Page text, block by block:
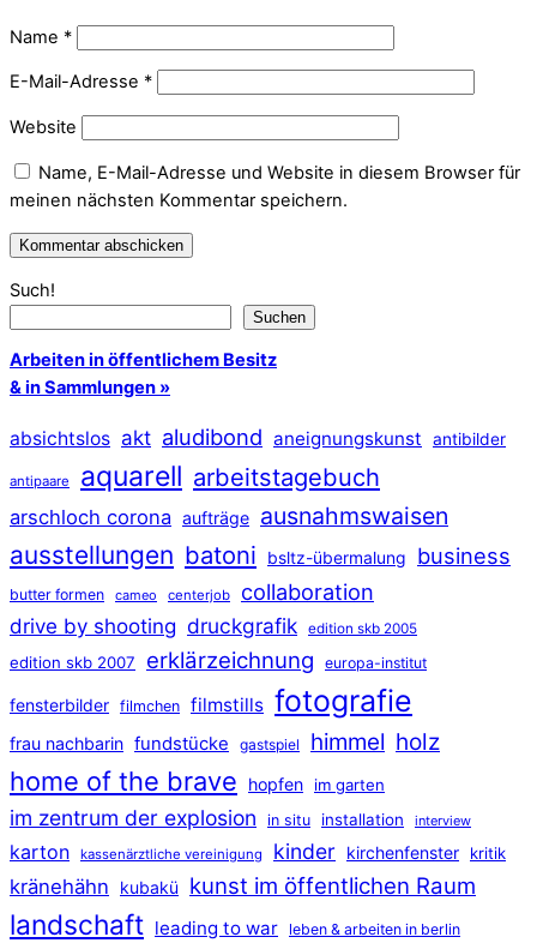
Name *
E-Mail-Adresse *
Website
Name, E-Mail-Adresse und Website in diesem Browser für
meinen nächsten Kommentar speichern.
Such!
Suchen
Arbeiten in öffentlichem Besitz
& in Sammlungen »
absichtslos akt aludibond aneignungskunst antibilder
antipaare aquarell arbeitstagebuch
arschloch corona aufträge ausnahmswaisen
ausstellungen batoni bsltz-übermalung business
butter formen cameo centerjob collaboration
drive by shooting druckgrafik edition skb 2005
edition skb 2007 erklärzeichnung europa-institut
fensterbilder filmchen filmstills fotografie
frau nachbarin fundstücke gastspiel himmel holz
home of the brave hopfen im garten
im zentrum der explosion in situ installation interview
karton kassenärztliche vereinigung kinder kirchenfenster kritik
kränehähn kubakü kunst im öffentlichen Raum
landschaft leading to war leben & arbeiten in berlin